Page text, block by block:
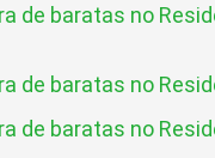
de baratas no
de baratas no
de baratas no